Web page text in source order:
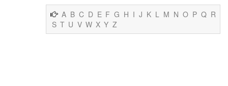
A B C D E F G H I J K L M N O P Q R
S T U V W X Y Z